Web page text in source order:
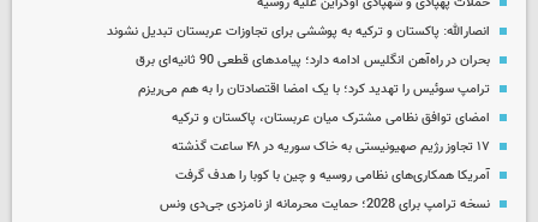
انصارالله: پاکستان و ترکیه به پوششی برای تجاوزات عربستان تبدیل نشوند
بحران در راه‌آهن انگلیس ادامه دارد؛ پیامدهای قطعی 90 ثانیه‌ای برق
ترامپ سوئیس را تهدید کرد؛ با یک امضا اقتصادتان را به هم می‌ریزم
امضای توافق نظامی مشترک میان عربستان، پاکستان و ترکیه
۱۷ تجاوز رژیم صهیونیستی به خاک سوریه در ۴۸ ساعت گذشته
آمریکا همکاری‌های نظامی روسیه و چین با کوبا را هدف گرفت
نسخه ترامپ برای 2028؛ حمایت محرمانه از نامزدی جی‌دی ونس